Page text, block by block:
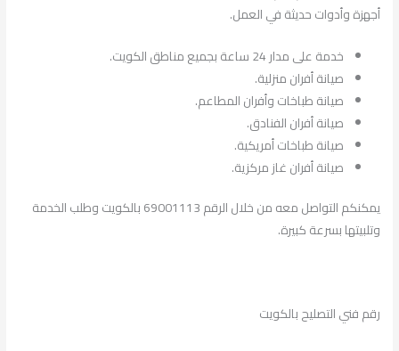
أجهزة وأدوات حديثة في العمل.
خدمة على مدار 24 ساعة بجميع مناطق الكويت.
صيانة أفران منزلية.
صيانة طباخات وأفران المطاعم.
صيانة أفران الفنادق.
صيانة طباخات أمريكية.
صيانة أفران غاز مركزية.
يمكنكم التواصل معه من خلال الرقم 69001113 بالكويت وطلب الخدمة
وتلبيتها بسرعة كبيرة.
رقم فني التصليح بالكويت